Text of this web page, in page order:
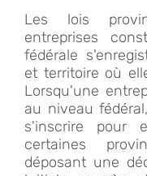
Les lois
entreprises
fédérale
et territoire où
Lorsqu'une
au niveau
s'inscrire pour
certaines
déposant une